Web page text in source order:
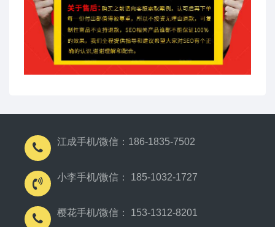
江成手机/微信：186-1835-7502
小李手机/微信： 185-1032-1727
樱花手机/微信： 153-1312-8201